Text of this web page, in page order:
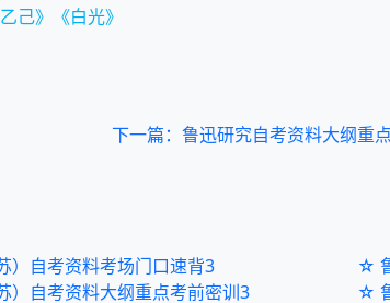
乙己》《白光》
下一篇：鲁迅研究自考资料大纲重
）自考资料考场门口速背3
☆
）自考资料大纲重点考前密训3
☆